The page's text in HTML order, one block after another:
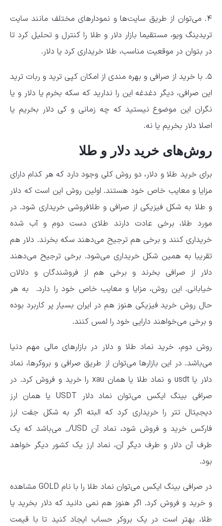
۴. می‌توان از طریق سایت‌ها و نمودارهای مختلف مانند سایت
تریدینگ ویو، مستقیما بازار دلار و طلا را کنترل و تحلیل کرد تا
در بتوان در موقعیت مناسب، طلا خریداری کرد یا دلار.
۵. با خرید از صرافی و بهره مندی از امکان کپی ترید و ربات ترید
این صرافی، دیگر دغدغه این را ندارید که سکه بخرم یا دلار و یا
نگران این موضوع نیستید که چه زمانی و کی دلار بخریم یا
اصلا دلار بخریم یا نه.
روش‌های خرید دلار و طلا
برای خرید طلا و دلار، دو روش کلی وجود دارد که هر کدام دارای
مزایا و معایب خاص خود هستند. اولین روش این است که دلار
و طلا به شکل فیزیکی از صرافی و طلافروشی خریداری شود. در
مورد طلا، برخی عادت دارند طلای دست دوم و آب شده
خریداری کنند و برخی هم ترجیح می‌دهند سکه بخرند. دلار هم
تقریبا به همین شکل خریداری می‌شود. برخی ترجیح می‌دهند
دلار از صرافی بخرند و برخی هم از فروشندگان و دلالان
خیابانی. این روش، مزایا و معایب خاص خود را دارد. به هر
حال روش خرید فیزیکی هنوز هم در ایران بسیار پر کاربرد بوده
و برخی می‌خواهند دارایی خود را لمس کنند.
روش دوم، خرید نماد طلا و دلار در بازارهای مالی مهم دنیا
می‌باشد. در این بازارها می‌توان از طریق صرافی‌ و بروکرها، نماد
دلار یا usdt و نماد طلا یا همان xau را خرید و فروش کرد. در
صرافی بینگ ایکس می‌توان نماد دلار USDT یا همان ارز
دیجیتال تتر را خریداری کرد که البته اگر به شکل جفت ارز
فارکس خرید و فروش شود، نماد آن USD/_ می‌باشد که یک
طرف آن دلار و طرف دیگر آن، نماد ارز یک کشور دیگر خواهد
بود.
در صرافی بینگ ایکس می‌توان نماد طلا را با نام GOLD مشاهده
و خرید و فروش کرد. اگر هنوز هم نمی دانید که دلار بخرید یا
طلا، بهتر است در یک بروکر حساب ایجاد کنید تا با قیمت